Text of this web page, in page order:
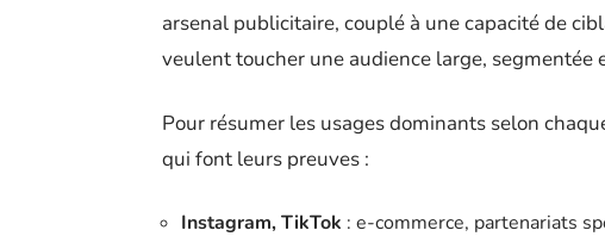
arsenal publicitaire, couplé à une capacité de
veulent toucher une audience large, segmentée
Pour résumer les usages dominants selon
qui font leurs preuves :
Instagram, TikTok : e-commerce, partenariats